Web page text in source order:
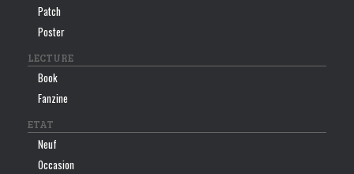
Patch
Poster
LECTURE
Book
Fanzine
ETAT
Neuf
Occasion